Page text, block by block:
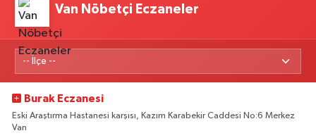
Van Nöbetçi Eczaneler
Burak Eczanesi
Eski Araştırma Hastanesi karşısı, Kazım Karabekir Caddesi No:6 Merkez
Van